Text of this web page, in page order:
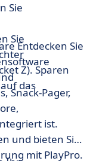
Sie
Sie
Z). Sparen
das
Entdecken Sie
Snack-Pager,
ist.
und bieten Sie
mit PlayPro.